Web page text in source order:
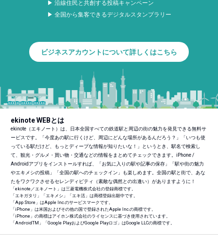
▶ 沿線住民と共創する投稿キャンペーン
▶ 全国から集客できるデジタルスタンプラリー
ビジネスアカウントについて詳しくはこちら
ekinote WEBとは
ekinote（エキノート）は、日本全国すべての鉄道駅と周辺の街の魅力を発見できる無料サ
ービスです。「今度あの駅に行くけど、周辺にどんな場所があるんだろう？」「いつも使
っている駅だけど、もっとディープな情報が知りたいな！」というとき、駅名で検索し
て、観光・グルメ・買い物・交通などの情報をまとめてチェックできます。iPhone /
Androidアプリをインストールすれば、「お気に入りの駅や記事の保存」「駅や街の魅力
やエキメシの投稿」「全国の駅へのチェックイン」も楽しめます。全国の駅と街で、あな
たをワクワクさせるセレンディピティ（素敵な偶然との出逢い）がありますように！
「ekinote／エキノート」は三菱電機株式会社の登録商標です。
「エキガタリ」「エキメシ」「エキ活」は商標登録出願中です。
「App Store」はApple Inc.のサービスマークです。
「iPhone」は米国およびその他の国で登録されたApple Inc.の商標です。
「iPhone」の商標はアイホン株式会社のライセンスに基づき使用されています。
「AndroidTM 」「Google PlayおよびGoogle Playロゴ」はGoogle LLCの商標です。